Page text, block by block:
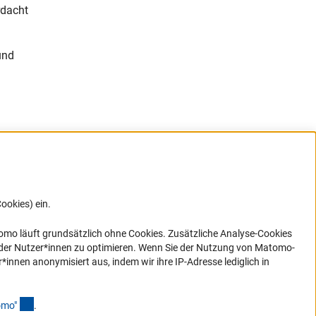
ein.
Link)
läuft grundsätzlich ohne Cookies. Zusätzliche Analyse-Cookies
Nutzer*innen zu optimieren. Wenn Sie der Nutzung von Matomo-
anonymisiert aus, indem wir ihre IP-Adresse lediglich in
" .